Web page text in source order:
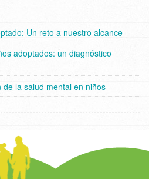
Un reto a nuestro alcance
adoptados: un diagnóstico
la salud mental en niños